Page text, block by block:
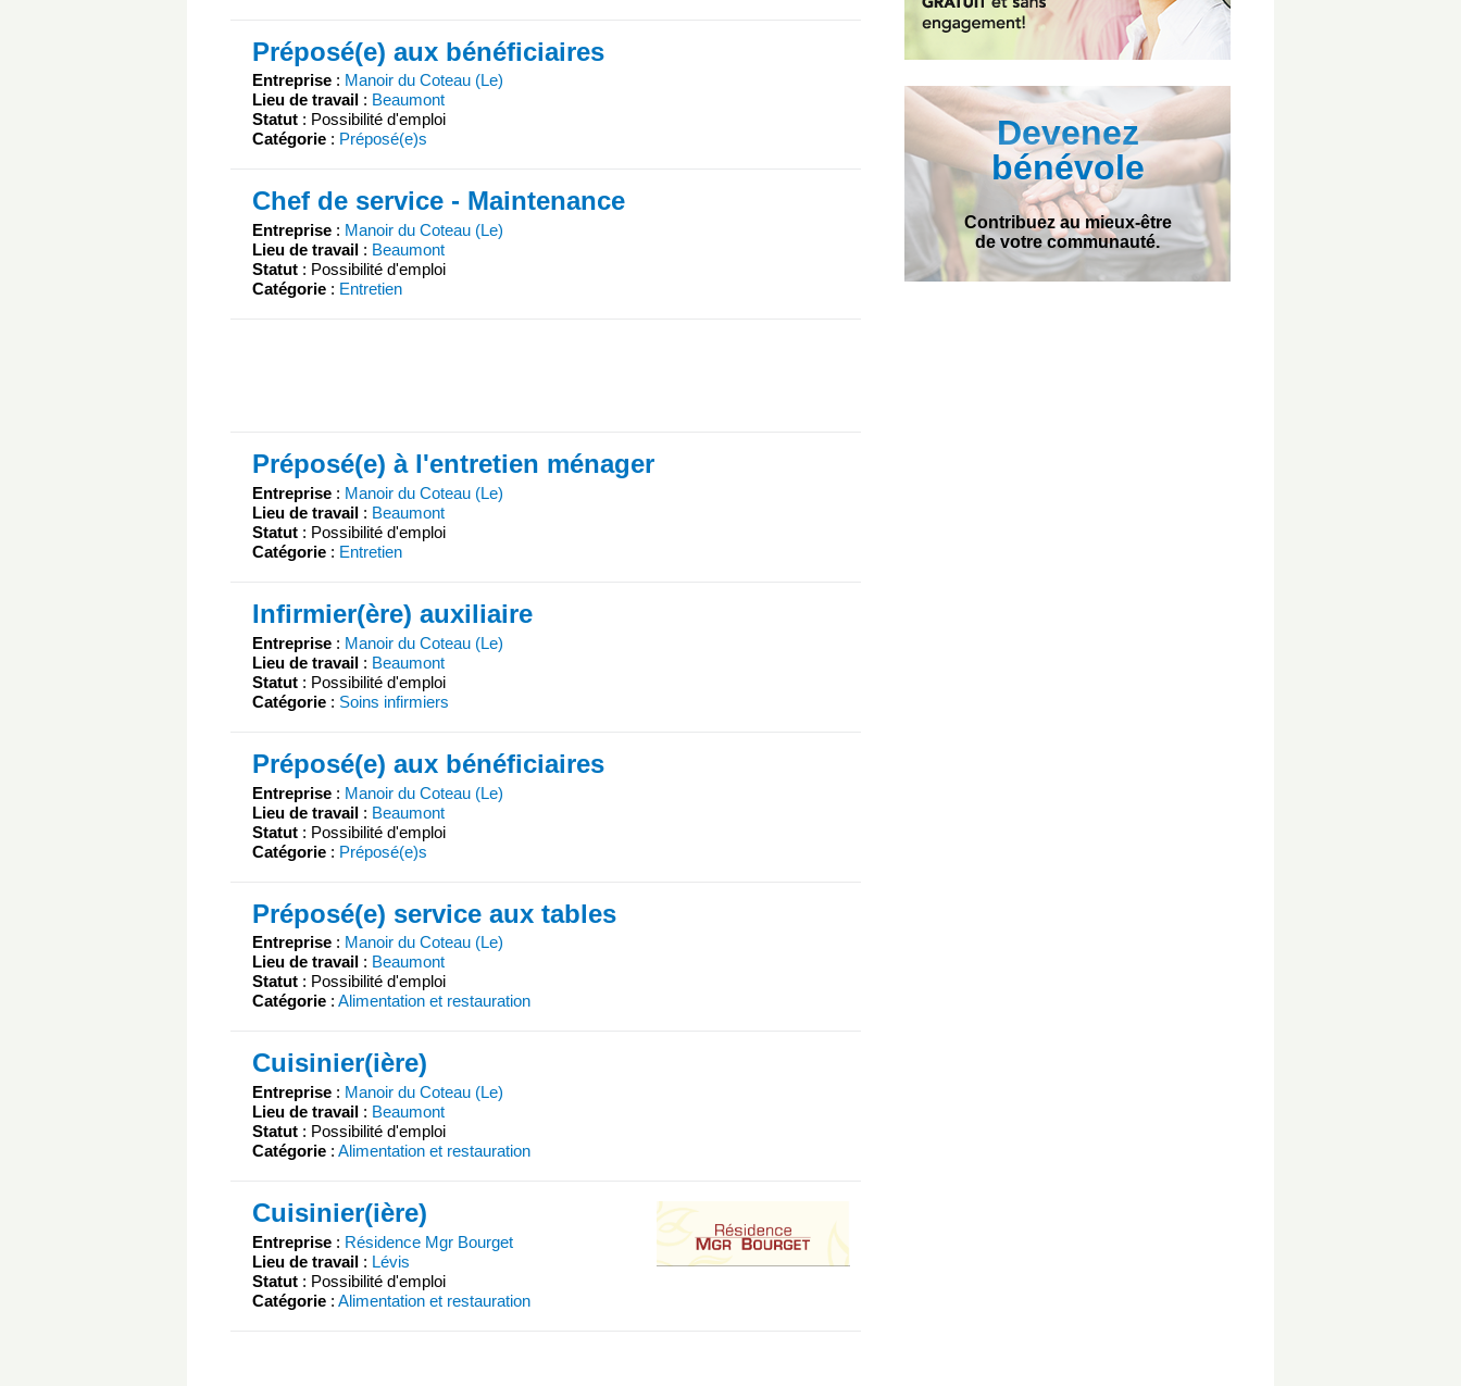
Préposé(e) aux bénéficiaires
Entreprise : Manoir du Coteau (Le)
Lieu de travail : Beaumont
Statut : Possibilité d'emploi
Catégorie : Préposé(e)s
Chef de service - Maintenance
Entreprise : Manoir du Coteau (Le)
Lieu de travail : Beaumont
Statut : Possibilité d'emploi
Catégorie : Entretien
Préposé(e) à l'entretien ménager
Entreprise : Manoir du Coteau (Le)
Lieu de travail : Beaumont
Statut : Possibilité d'emploi
Catégorie : Entretien
Infirmier(ère) auxiliaire
Entreprise : Manoir du Coteau (Le)
Lieu de travail : Beaumont
Statut : Possibilité d'emploi
Catégorie : Soins infirmiers
Préposé(e) aux bénéficiaires
Entreprise : Manoir du Coteau (Le)
Lieu de travail : Beaumont
Statut : Possibilité d'emploi
Catégorie : Préposé(e)s
Préposé(e) service aux tables
Entreprise : Manoir du Coteau (Le)
Lieu de travail : Beaumont
Statut : Possibilité d'emploi
Catégorie : Alimentation et restauration
Cuisinier(ière)
Entreprise : Manoir du Coteau (Le)
Lieu de travail : Beaumont
Statut : Possibilité d'emploi
Catégorie : Alimentation et restauration
Cuisinier(ière)
Entreprise : Résidence Mgr Bourget
Lieu de travail : Lévis
Statut : Possibilité d'emploi
Catégorie : Alimentation et restauration
Devenez
bénévole
Contribuez au mieux-être
de votre communauté.